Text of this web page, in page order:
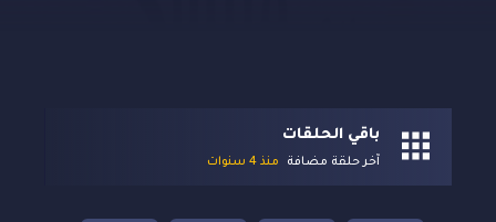
باقي الحلقات
آخر حلقة مضافة منذ 4 سنوات